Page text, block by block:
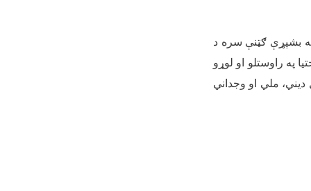
په بشپړې ګټنې سره د
په راوستلو او لوړو
ملي او وجداني